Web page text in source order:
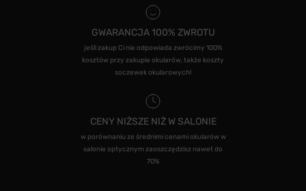
GWARANCJA 100% ZWROTU
jeśli zakup Ci nie odpowiada zwrócimy 100%
kosztów przy zakupie okularów, także koszty
soczewek okularowych!
CENY NIŻSZE NIŻ W SALONIE
w porównaniu ze średnimi cenami okularów w
salonie optycznym zaoszczędzisz nawet do
70%